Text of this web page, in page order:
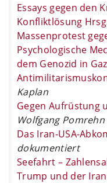
Essays gegen den
Konfliktlösung
Massenprotest
Psychologische
dem Genozid in
Kaplan
Gegen Aufrüstung
Wolfgang Pomrehn
Das Iran-USA-
dokumentiert
Seefahrt –
Trump und der